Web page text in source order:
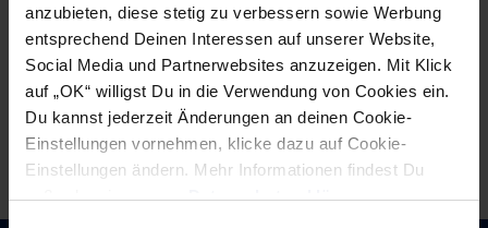
anzubieten, diese stetig zu verbessern sowie Werbung
entsprechend Deinen Interessen auf unserer Website,
Social Media und Partnerwebsites anzuzeigen. Mit Klick
auf „OK“ willigst Du in die Verwendung von Cookies ein.
Du kannst jederzeit Änderungen an deinen Cookie-
Einstellungen vornehmen, klicke dazu auf Cookie-
Einstellungen ändern. Mehr Informationen findest Du
außerdem in unsererDatenschutzerklärung.